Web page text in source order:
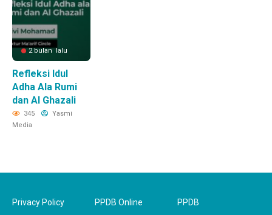
2 bulan lalu
Refleksi Idul
Adha Ala Rumi
dan Al Ghazali
345
Yasmi
Media
Privacy Policy
PPDB Online
PPDB